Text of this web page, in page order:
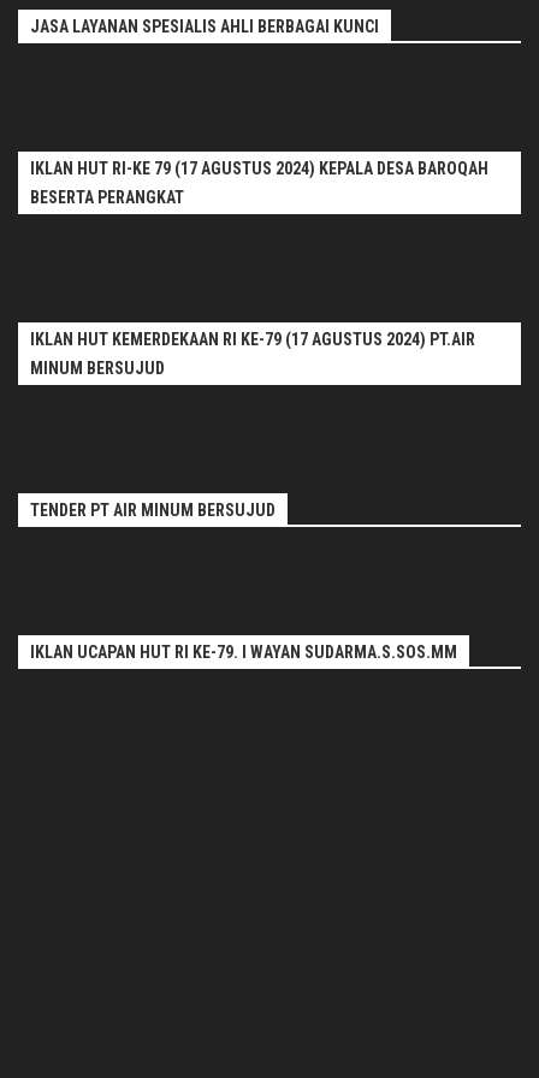
JASA LAYANAN SPESIALIS AHLI BERBAGAI KUNCI
IKLAN HUT RI-KE 79 (17 AGUSTUS 2024) KEPALA DESA BAROQAH
BESERTA PERANGKAT
IKLAN HUT KEMERDEKAAN RI KE-79 (17 AGUSTUS 2024) PT.AIR
MINUM BERSUJUD
TENDER PT AIR MINUM BERSUJUD
IKLAN UCAPAN HUT RI KE-79. I WAYAN SUDARMA.S.SOS.MM